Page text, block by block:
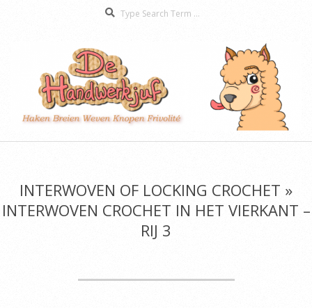
De
MenuINTERWOVEN OF LOCKING CROCHET »
INTERWOVEN CROCHET IN HET VIERKANT –
RIJ 3